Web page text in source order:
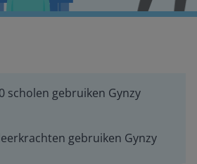
scholen gebruiken Gynzy
gebruiken Gynzy